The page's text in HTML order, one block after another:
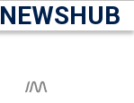
NEWSHUB